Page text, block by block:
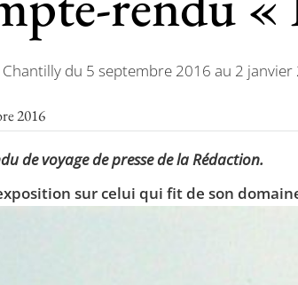
Chantilly du 5 septembre 2016 au 2 janvier
2016
de voyage de presse de la Rédaction.
sur celui qui fit de son